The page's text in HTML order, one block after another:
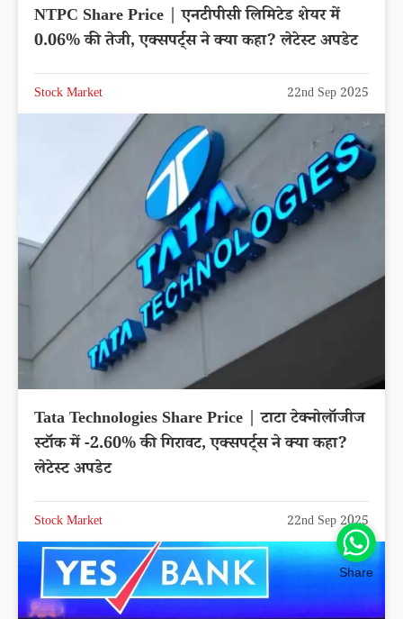
NTPC Share Price | एनटीपीसी लिमिटेड शेयर में
0.06% की तेजी, एक्सपर्ट्स ने क्या कहा? लेटेस्ट अपडेट
Stock Market 22nd Sep 2025
Tata Technologies Share Price | टाटा टेक्नोलॉजीज
स्टॉक में -2.60% की गिरावट, एक्सपर्ट्स ने क्या कहा?
लेटेस्ट अपडेट
Stock Market 22nd Sep 2025
Share